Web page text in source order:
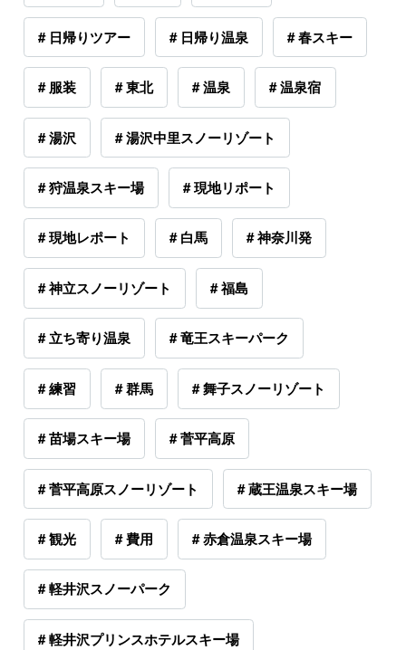
# 日帰りツアー # 日帰り温泉 # 春スキー
# 服装 # 東北 # 温泉 # 温泉宿
# 湯沢 # 湯沢中里スノーリゾート
# 狩温泉スキー場 # 現地リポート
# 現地レポート # 白馬 # 神奈川発
# 神立スノーリゾート # 福島
# 立ち寄り温泉 # 竜王スキーパーク
# 練習 # 群馬 # 舞子スノーリゾート
# 苗場スキー場 # 菅平高原
# 菅平高原スノーリゾート # 蔵王温泉スキー場
# 観光 # 費用 # 赤倉温泉スキー場
# 軽井沢スノーパーク
# 軽井沢プリンスホテルスキー場